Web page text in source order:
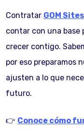
Contratar GOM Sites
contar con una base
crecer contigo.
por eso preparamos
ajusten a lo que
futuro.
👉 Conoce cómo